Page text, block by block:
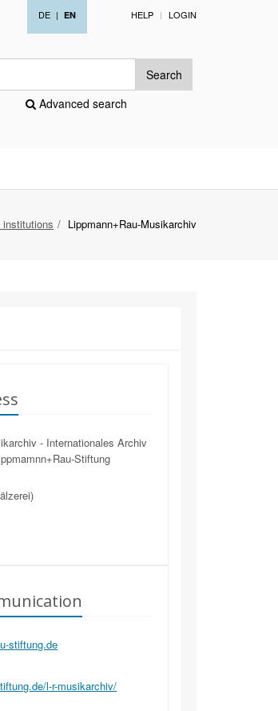
DE | EN HELP LOGIN
Search
Advanced search
Lippmann+Rau-Musikarchiv
- Internationales Archiv
Stiftung
stiftung.de
l-r-musikarchiv/